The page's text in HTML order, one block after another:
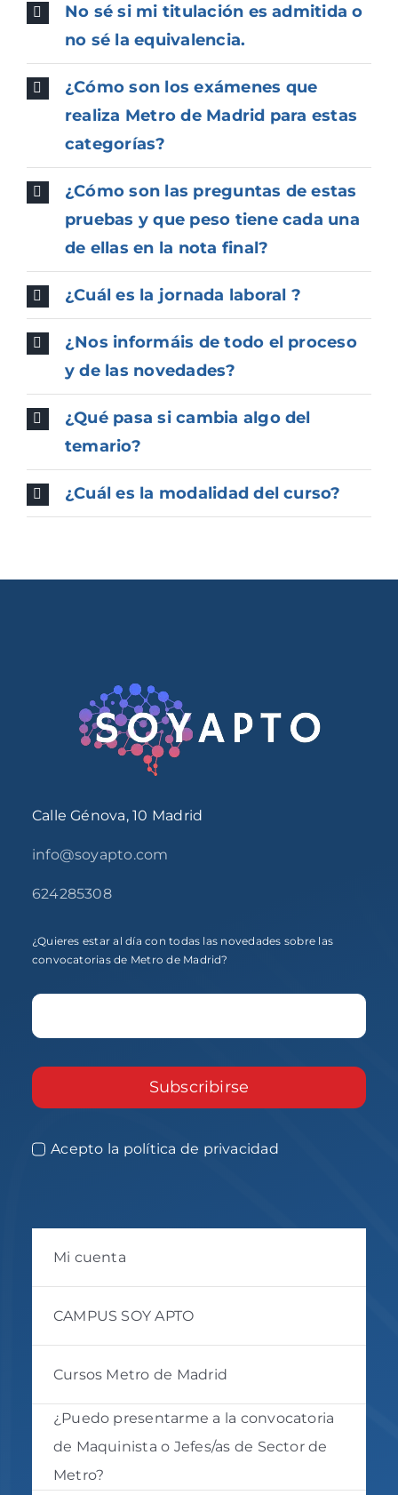
No sé si mi titulación es admitida o
no sé la equivalencia.
¿Cómo son los exámenes que
realiza Metro de Madrid para estas
categorías?
¿Cómo son las preguntas de estas
pruebas y que peso tiene cada una
de ellas en la nota final?
¿Cuál es la jornada laboral ?
¿Nos informáis de todo el proceso
y de las novedades?
¿Qué pasa si cambia algo del
temario?
¿Cuál es la modalidad del curso?
Calle Génova, 10 Madrid
info@soyapto.com
624285308
¿Quieres estar al día con todas las novedades sobre las
convocatorias de Metro de Madrid?
Subscribirse
Acepto la política de privacidad
Mi cuenta
CAMPUS SOY APTO
Cursos Metro de Madrid
¿Puedo presentarme a la convocatoria
de Maquinista o Jefes/as de Sector de
Metro?